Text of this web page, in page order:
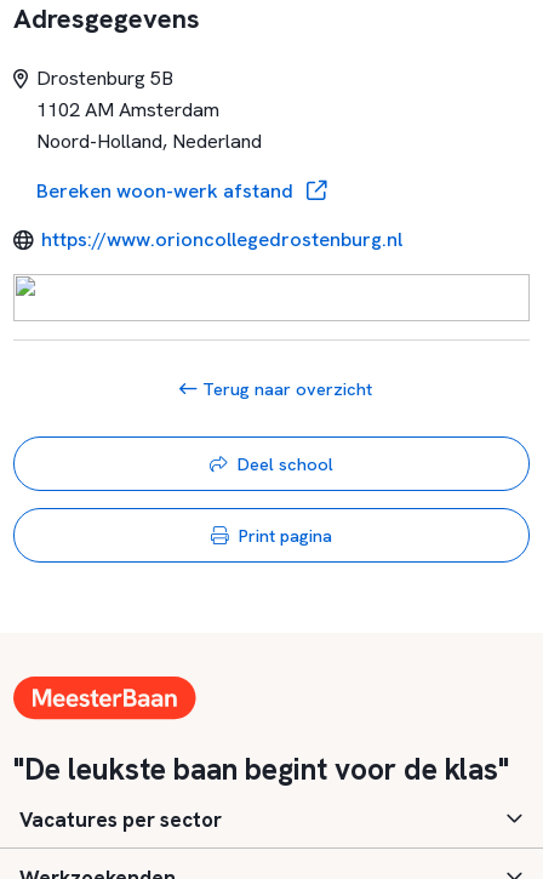
Adresgegevens
Drostenburg 5B
1102 AM Amsterdam
Noord-Holland, Nederland
Bereken woon-werk afstand
https://www.orioncollegedrostenburg.nl
Terug naar overzicht
Deel school
Print pagina
"De leukste baan begint voor de klas"
Vacatures per sector